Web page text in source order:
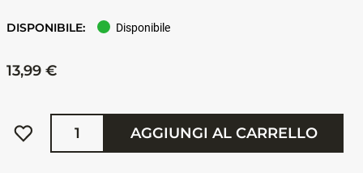
DISPONIBILE: Disponibile
13,99 €
Quantità
AGGIUNGI AL CARRELLO